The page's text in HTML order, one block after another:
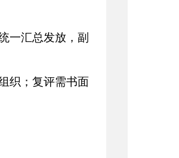
一汇总发放，副
织；复评需书面